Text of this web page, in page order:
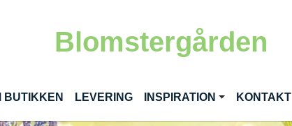
Blomstergården
BUTIKKEN LEVERING INSPIRATION KONTAKT